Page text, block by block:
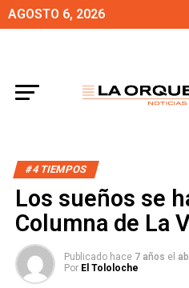
AGOSTO 6, 2026
#4 TIEMPOS
Los sueños se
Columna de La
Publicado hace 7 años el
Por El Tololoche